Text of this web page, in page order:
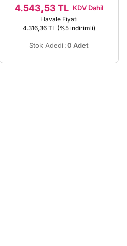
4.543,53 TL KDV Dahil
Havale Fiyatı
4.316,36 TL (%5 indirimli)
Stok Adedi :0 Adet